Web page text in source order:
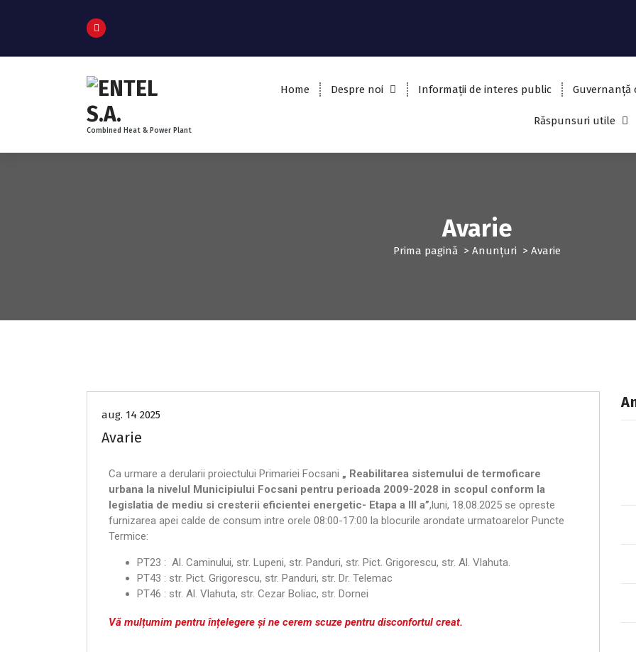
Combined Heat & Power Plant
Home Despre noi Informații de interes public Guvernanță
Răspunsuri utile
Avarie
Prima pagină > Anunțuri > Avarie
aug. 14 2025
Avarie
Ca urmare a derularii proiectului Primariei Focsani „ Reabilitarea sistemului de termoficare
urbana la nivelul Municipiului Focsani pentru perioada 2009-2028 in scopul conform la
legislatia de mediu si cresterii eficientei energetic- Etapa a III a”,luni, 18.08.2025 se opreste
furnizarea apei calde de consum intre orele 08:00-17:00 la blocurile arondate urmatoarelor Puncte
Termice:
PT23 : Al. Caminului, str. Lupeni, str. Panduri, str. Pict. Grigorescu, str. Al. Vlahuta.
PT43 : str. Pict. Grigorescu, str. Panduri, str. Dr. Telemac
PT46 : str. Al. Vlahuta, str. Cezar Boliac, str. Dornei
Vă mulțumim pentru înțelegere și ne cerem scuze pentru disconfortul creat.